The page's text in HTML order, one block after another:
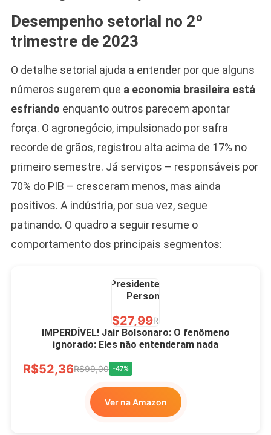
Desempenho setorial no 2º
trimestre de 2023
O detalhe setorial ajuda a entender por que alguns
números sugerem que a economia brasileira está
esfriando enquanto outros parecem apontar
força. O agronegócio, impulsionado por safra
recorde de grãos, registrou alta acima de 17% no
primeiro semestre. Já serviços – responsáveis por
70% do PIB – cresceram menos, mas ainda
positivos. A indústria, por sua vez, segue
patinando. O quadro a seguir resume o
comportamento dos principais segmentos:
Bolsonaro Presidente
2026 Pátria Brasil 6 X
10,00 S/JUROS
R$60,00R$99,00 -39%
Ver no MERCADO
LIVRE
Presidente Porcelana
Personalizada
R$27,99R$49,00
IMPERDÍVEL! Jair Bolsonaro: O fenômeno
ignorado: Eles não entenderam nada
R$52,36R$99,00 -47%
Ver na Amazon